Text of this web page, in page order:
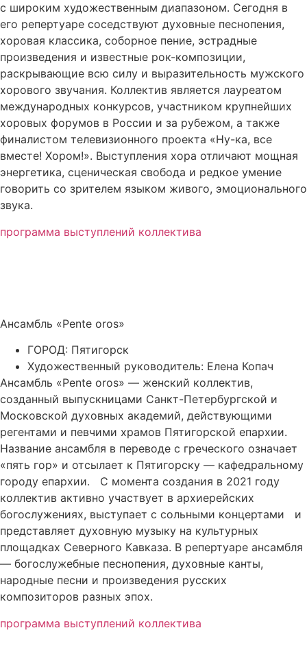
с широким художественным диапазоном. Сегодня в
его репертуаре соседствуют духовные песнопения,
хоровая классика, соборное пение, эстрадные
произведения и известные рок-композиции,
раскрывающие всю силу и выразительность мужского
хорового звучания. Коллектив является лауреатом
международных конкурсов, участником крупнейших
хоровых форумов в России и за рубежом, а также
финалистом телевизионного проекта «Ну-ка, все
вместе! Хором!». Выступления хора отличают мощная
энергетика, сценическая свобода и редкое умение
говорить со зрителем языком живого, эмоционального
звука.
программа выступлений коллектива
Ансамбль «Pente oros»
ГОРОД: Пятигорск
Художественный руководитель: Елена Копач
Ансамбль «Pente oros» — женский коллектив,
созданный выпускницами Санкт-Петербургской и
Московской духовных академий, действующими
регентами и певчими храмов Пятигорской епархии.
Название ансамбля в переводе с греческого означает
«пять гор» и отсылает к Пятигорску — кафедральному
городу епархии. С момента создания в 2021 году
коллектив активно участвует в архиерейских
богослужениях, выступает с сольными концертами и
представляет духовную музыку на культурных
площадках Северного Кавказа. В репертуаре ансамбля
— богослужебные песнопения, духовные канты,
народные песни и произведения русских
композиторов разных эпох.
программа выступлений коллектива